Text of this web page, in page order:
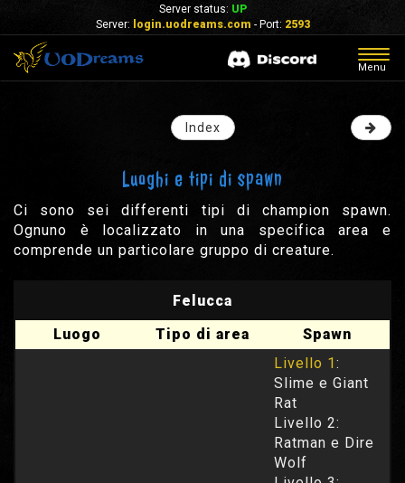
Server status: UP
Server:
login.uodreams.com - Port: 2593
Menu
Index
Luoghi e tipi di spawn
Ci sono sei differenti tipi di champion spawn.
Ognuno è localizzato in una specifica area e
comprende un particolare gruppo di creature.
Felucca
Luogo
Tipo di area Spawn
Livello 1:
Slime e Giant
Rat
Livello 2:
Ratman e Dire
Wolf